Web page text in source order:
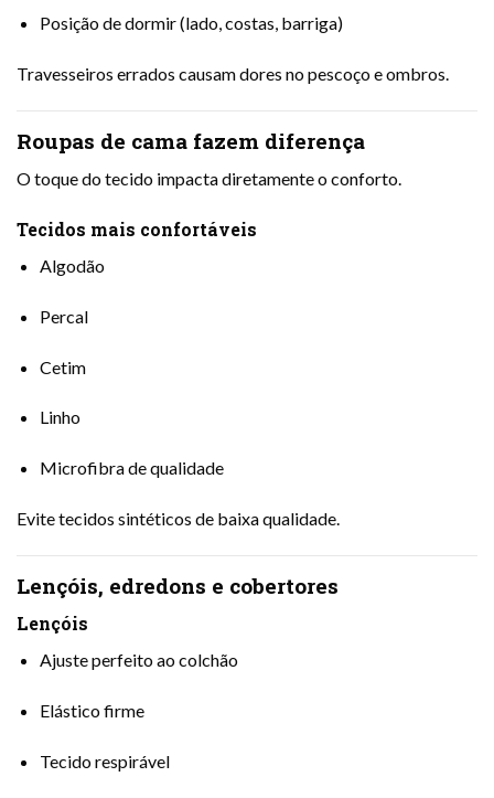
Posição de dormir (lado, costas, barriga)
Travesseiros errados causam dores no pescoço e ombros.
Roupas de cama fazem diferença
O toque do tecido impacta diretamente o conforto.
Tecidos mais confortáveis
Algodão
Percal
Cetim
Linho
Microfibra de qualidade
Evite tecidos sintéticos de baixa qualidade.
Lençóis, edredons e cobertores
Lençóis
Ajuste perfeito ao colchão
Elástico firme
Tecido respirável